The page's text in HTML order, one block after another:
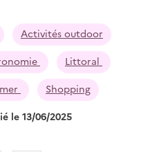
Activités outdoor
Littoral
Shopping
le 13/06/2025